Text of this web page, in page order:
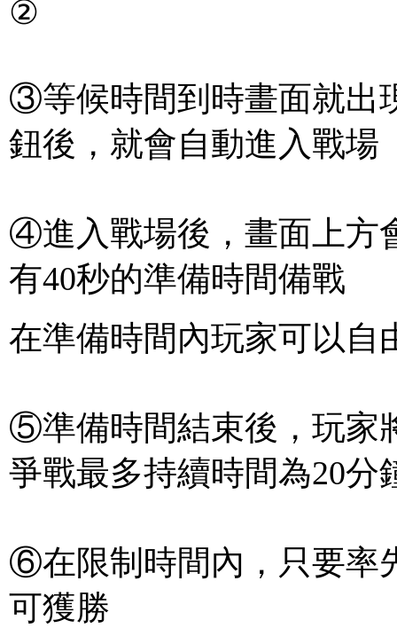
②
③等候時間到時畫面就出
鈕後，就會自動進入戰場
④進入戰場後，畫面上方
有40秒的準備時間備戰
在準備時間內玩家可以自
⑤準備時間結束後，玩家
爭戰最多持續時間為20分
⑥在限制時間內，只要率
可獲勝